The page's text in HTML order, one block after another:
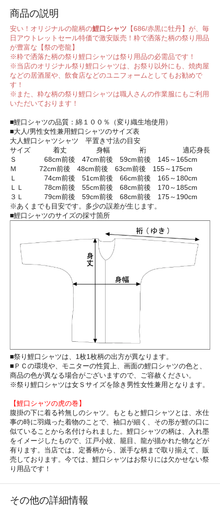
商品の説明
安い！オリジナルの龍柄の鯉口シャツ 【686/赤黒に牡丹】が、毎
日アウトレットセール特価で激安販売！粋で洒落た柄の祭り用品
が豊富な【祭の壱龍】
※粋で洒落た柄の祭り鯉口シャツは祭り用品の必需品です！
※当店のオリジナル祭り鯉口シャツは、お祭り以外にも、焼肉屋
などの居酒屋や、飲食店などのユニフォームとしてもお勧めで
す！
※また、粋な柄の祭り鯉口シャツは職人さんの作業服にもご利用
いただいております！
■鯉口シャツの品質：綿１００％（変り織生地使用）
■大人/男性女性兼用鯉口シャツのサイズ表
大人鯉口シャツシャツ 平置き寸法の目安
サイズ 着丈 身幅 裄 適応身長
Ｓ 68cm前後 47cm前後 59cm前後 145～165cm
Ｍ 72cm前後 48cm前後 63cm前後 155～175cm
Ｌ 74cm前後 51cm前後 66cm前後 165～180cm
ＬＬ 78cm前後 55cm前後 68cm前後 170～185cm
３Ｌ 79cm前後 59cm前後 68cm前後 175～190cm
※あくまでも目安です。多少の誤差が生じます。
■鯉口シャツのサイズの採寸箇所
■祭り鯉口シャツは、1枚1枚柄の出方が異なります。
■ＰＣの環境や、モニターの性質上、画面の鯉口シャツの色と、
商品の色が異なる場合がございますので、ご容赦ください。
※祭り鯉口シャツは女Ｓサイズを除き男性女性兼用となります。
【鯉口シャツの虎の巻】
腹掛の下に着る衿無しのシャツ。もともと鯉口シャツとは、水仕
事の時に羽織った着物のことで、袖口が細く、その形が鯉の口に
似ていることから名付けられました。鯉口シャツの柄は、入れ墨
をイメージしたもので、江戸小紋、籠目、龍が描かれた物などが
有ります。当店では、定番柄から、派手な柄まで取り揃えて、販
売しております。今では、鯉口シャツはお祭りには欠かせない祭
り用品です！
その他の詳細情報